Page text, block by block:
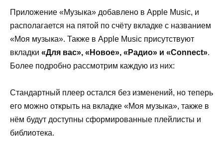
Приложение «Музыка» добавлено в Apple Music, и
располагается на пятой по счёту вкладке с названием
«Моя музыка». Также в Apple Music присутствуют
вкладки «Для вас», «Новое», «Радио» и «Connect».
Более подробно рассмотрим каждую из них:
Стандартный плеер остался без изменений, но теперь
его можно открыть на вкладке «Моя музыка», также в
нём будут доступны сформированные плейлисты и
библиотека.